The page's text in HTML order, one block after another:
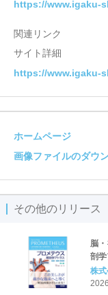
https://www.igaku-
関連リンク
サイト詳細
https://www.igaku-
ホームページ
画像ファイルのダウ
その他のリリース
脳
剖
発
株